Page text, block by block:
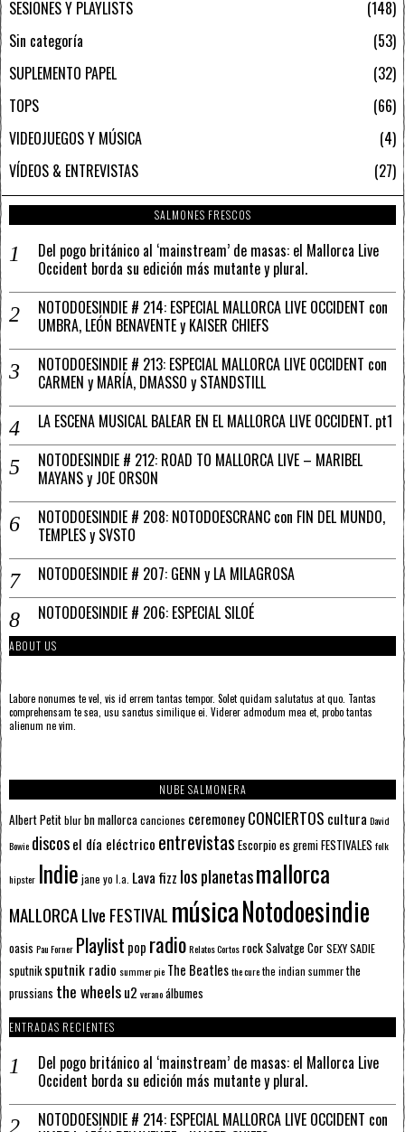
SESIONES Y PLAYLISTS
148
Sin categoría
53
SUPLEMENTO PAPEL
32
TOPS
66
VIDEOJUEGOS Y MÚSICA
4
VÍDEOS & ENTREVISTAS
27
SALMONES FRESCOS
Del pogo británico al ‘mainstream’ de masas: el Mallorca Live
Occident borda su edición más mutante y plural.
NOTODOESINDIE # 214: ESPECIAL MALLORCA LIVE OCCIDENT con
UMBRA, LEÓN BENAVENTE y KAISER CHIEFS
NOTODOESINDIE # 213: ESPECIAL MALLORCA LIVE OCCIDENT con
CARMEN y MARÍA, DMASSO y STANDSTILL
LA ESCENA MUSICAL BALEAR EN EL MALLORCA LIVE OCCIDENT. pt1
NOTODESINDIE # 212: ROAD TO MALLORCA LIVE – MARIBEL
MAYANS y JOE ORSON
NOTODOESINDIE # 208: NOTODOESCRANC con FIN DEL MUNDO,
TEMPLES y SVSTO
NOTODOESINDIE # 207: GENN y LA MILAGROSA
NOTODOESINDIE # 206: ESPECIAL SILOÉ
ABOUT US
Labore nonumes te vel, vis id errem tantas tempor. Solet quidam salutatus at quo. Tantas
comprehensam te sea, usu sanctus similique ei. Viderer admodum mea et, probo tantas
alienum ne vim.
NUBE SALMONERA
Albert Petitblurbn mallorcacanciones ceremoneyCONCIERTOS cultura David
Bowie discosel día eléctrico entrevistas Escorpioes gremiFESTIVALES folk
hipster Indie jane yo l.a. Lava fizz los planetasmallorca
MALLORCA LIve FESTIVAL músicaNotodoesindie
oasis Pau Forner Playlist pop radioRelatos CortosrockSalvatge CorSEXY SADIE
sputnik sputnik radio summer pie The Beatlesthe curethe indian summerthe
prussians the wheelsu2 veranoálbumes
ENTRADAS RECIENTES
Del pogo británico al ‘mainstream’ de masas: el Mallorca Live
Occident borda su edición más mutante y plural.
NOTODOESINDIE # 214: ESPECIAL MALLORCA LIVE OCCIDENT con